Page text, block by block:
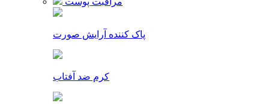
پاک کننده آرایش صورت
کرم ضد آفتاب